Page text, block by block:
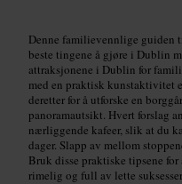
Denne familievennlige guiden
beste tingene å gjøre i Dublin
attraksjonene i Dublin for
med en praktisk kunstaktivitet
deretter for å utforske en
panoramautsikt. Hvert forslag
nærliggende kafeer, slik at du
dager. Slapp av mellom
Bruk disse praktiske tipsene
rimelig og full av lette